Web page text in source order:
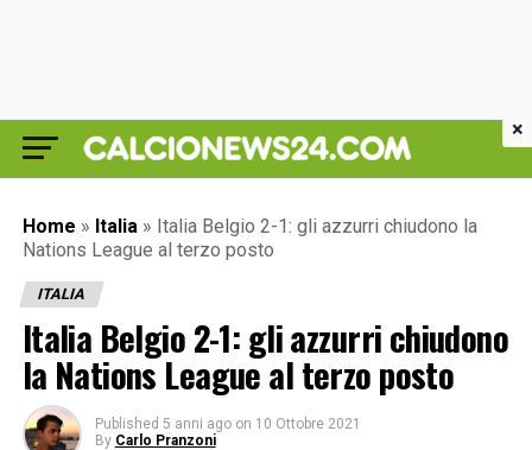
Home » Italia » Italia Belgio 2-1: gli azzurri chiudono la
Nations League al terzo posto
ITALIA
Italia Belgio 2-1: gli azzurri chiudono
la Nations League al terzo posto
Published 5 anni ago on 10 Ottobre 2021
By Carlo Pranzoni
×